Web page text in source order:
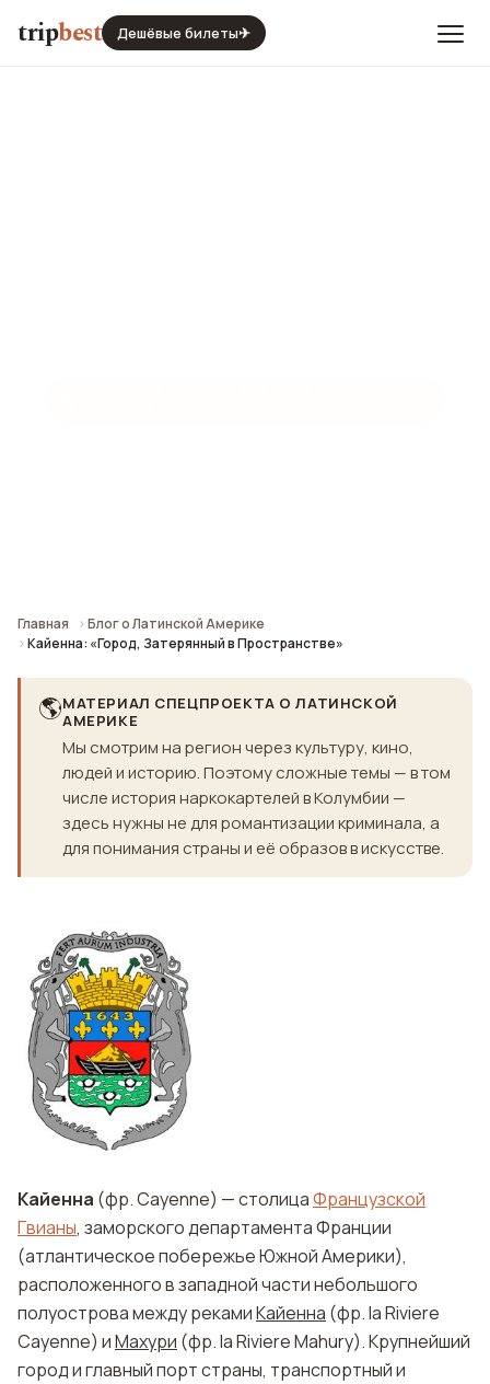
tripbest Дешёвые билеты✈
Главная
Блог о Латинской Америке
Кайенна: «Город, Затерянный в Пространстве»
🌎МАТЕРИАЛ СПЕЦПРОЕКТА О ЛАТИНСКОЙ
АМЕРИКЕ
Мы смотрим на регион через культуру, кино,
людей и историю. Поэтому сложные темы — в том
числе история наркокартелей в Колумбии —
здесь нужны не для романтизации криминала, а
для понимания страны и её образов в искусстве.
Кайенна (фр. Cayenne) — столицаФранцузской
Гвианы, заморского департамента Франции
(атлантическое побережье Южной Америки),
расположенного в западной части небольшого
полуострова между рекамиКайенна (фр. la Riviеre
Cayenne) иМахури (фр. la Riviеre Mahury). Крупнейший
город и главный порт страны, транспортный и